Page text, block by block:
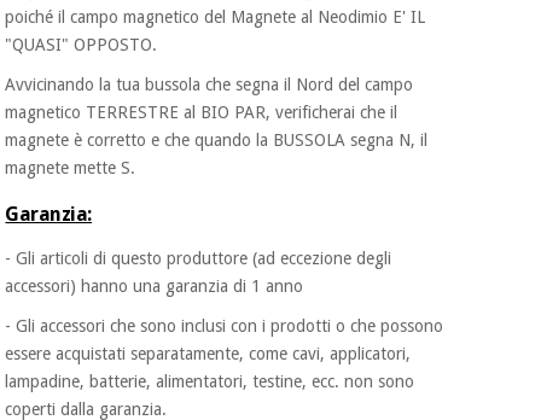
poiché il campo magnetico del Magnete al Neodimio E' IL
"QUASI" OPPOSTO.
Avvicinando la tua bussola che segna il Nord del campo
magnetico TERRESTRE al BIO PAR, verificherai che il
magnete è corretto e che quando la BUSSOLA segna N, il
magnete mette S.
Garanzia:
- Gli articoli di questo produttore (ad eccezione degli
accessori) hanno una garanzia di 1 anno
- Gli accessori che sono inclusi con i prodotti o che possono
essere acquistati separatamente, come cavi, applicatori,
lampadine, batterie, alimentatori, testine, ecc. non sono
coperti dalla garanzia.